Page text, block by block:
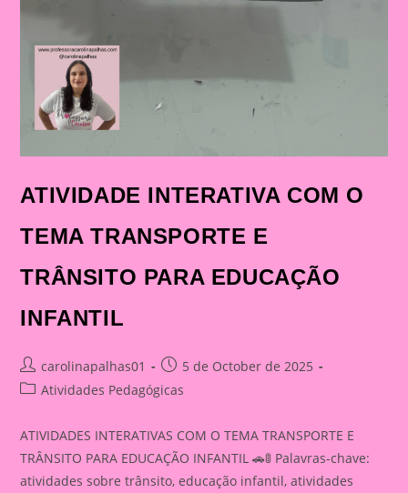
ATIVIDADE INTERATIVA COM O
TEMA TRANSPORTE E
TRÂNSITO PARA EDUCAÇÃO
INFANTIL
Post
author:
carolinapalhas01
Post
published:
5 de October de 2025
PostAtividades Pedagógicas
ATIVIDADES INTERATIVAS COM O TEMA TRANSPORTE E
TRÂNSITO PARA EDUCAÇÃO INFANTIL 🚗🚦 Palavras-chave:
atividades sobre trânsito, educação infantil, atividades